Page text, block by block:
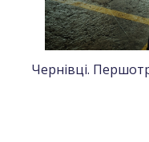
Чернівці.